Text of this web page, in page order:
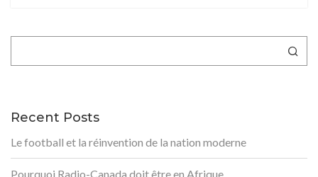
Recent Posts
Le football et la réinvention de la nation moderne
Pourquoi Radio-Canada doit être en Afrique